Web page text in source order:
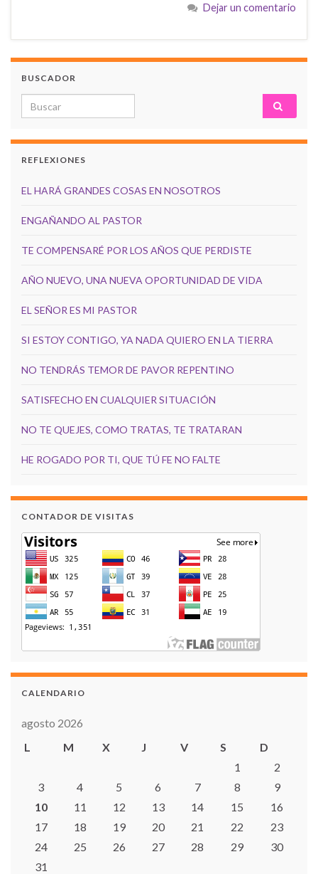
Dejar un comentario
BUSCADOR
Search for:
REFLEXIONES
EL HARÁ GRANDES COSAS EN NOSOTROS
ENGAÑANDO AL PASTOR
TE COMPENSARÉ POR LOS AÑOS QUE PERDISTE
AÑO NUEVO, UNA NUEVA OPORTUNIDAD DE VIDA
EL SEÑOR ES MI PASTOR
SI ESTOY CONTIGO, YA NADA QUIERO EN LA TIERRA
NO TENDRÁS TEMOR DE PAVOR REPENTINO
SATISFECHO EN CUALQUIER SITUACIÓN
NO TE QUEJES, COMO TRATAS, TE TRATARAN
HE ROGADO POR TI, QUE TÚ FE NO FALTE
CONTADOR DE VISITAS
CALENDARIO
agosto 2026
L
M X J V S
D
1
2
3
4 5 6 7 8
9
10
11 12 13 14 15
16
17
18 19 20 21 22
23
24
25 26 27 28 29
30
31